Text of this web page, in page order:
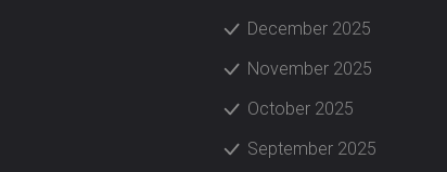
December 2025
November 2025
October 2025
September 2025